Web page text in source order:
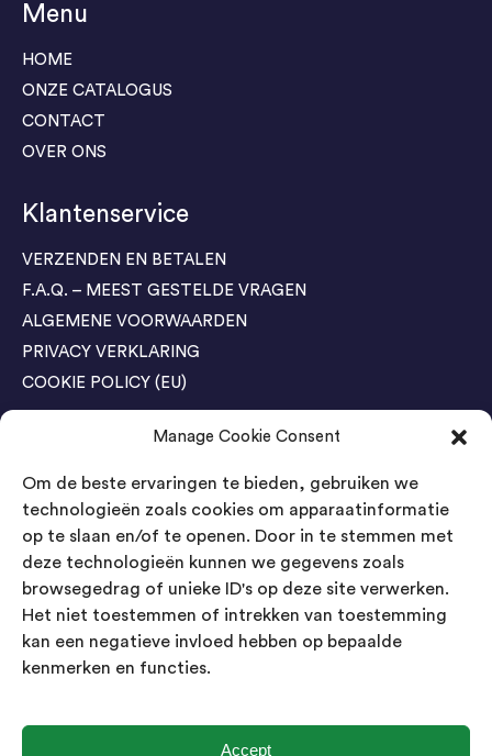
Manage Cookie Consent
Om de beste ervaringen te bieden, gebruiken we
technologieën zoals cookies om apparaatinformatie
op te slaan en/of te openen. Door in te stemmen met
deze technologieën kunnen we gegevens zoals
browsegedrag of unieke ID's op deze site verwerken.
Het niet toestemmen of intrekken van toestemming
kan een negatieve invloed hebben op bepaalde
kenmerken en functies.
Accept
Menu
HOME
ONZE CATALOGUS
CONTACT
OVER ONS
Klantenservice
VERZENDEN EN BETALEN
F.A.Q. – MEEST GESTELDE VRAGEN
ALGEMENE VOORWAARDEN
PRIVACY VERKLARING
COOKIE POLICY (EU)
Agenda Trade Shows
04-05 November / SVG FAIR Winterswijk
Bestel GRATIS kaarten
24-26 March / IAW Trade Fair - Cologne
Bestel GRATIS kaarten
Contact